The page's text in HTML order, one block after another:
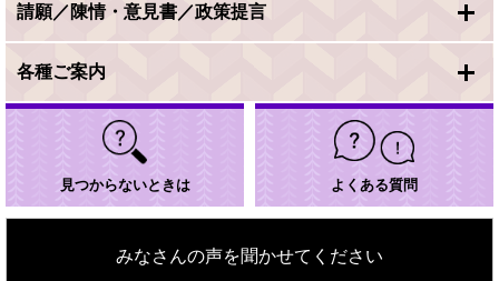
請願／陳情・意見書／政策提言
各種ご案内
見つからないときは よくある質問
みなさんの声を聞かせてください